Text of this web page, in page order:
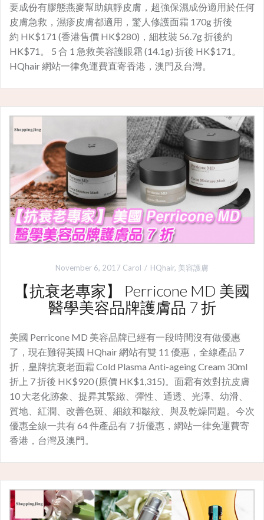
要成份有膠態燕麥幫助鎮靜皮膚，超強保濕成份適用於任何
皮膚急救，濕疹皮膚都適用，驚人修護面霜 170g 折後
約 HK$171 (香港售價 HK$280)，細枝裝 56.7g 折後約
HK$71。 5 合 1 急救美容護眼霜 (14.1g) 折後 HK$171。
HQhair 網站一律免運費直寄香港，澳門及台灣。
November 6, 2017 Carol HQhair, 美容護膚
【抗衰老專家】 Perricone MD 美國
醫學美容品牌護膚品 7 折
美國 Perricone MD 美容品牌已經有一段時間沒有做優惠
了，現在難得英國 HQhair 網站有雙 11 優惠，全線產品 7
折，皇牌抗衰老面霜 Cold Plasma Anti-ageing Cream 30ml
折上 7 折後 HK$920 (原價 HK$1,315)。面霜有效對抗皮膚
10 大老化跡象、提昇其緊緻、彈性、通透、光澤、幼滑、
質地、紅潤、改善色斑、細紋和皺紋、與及乾燥問題。今次
優惠全線一共有 64 件產品有 7 折優惠，網站一律免運費寄
香港，台灣及澳門。